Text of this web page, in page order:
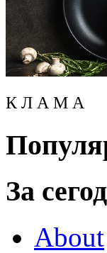
К Л А М А
За
About